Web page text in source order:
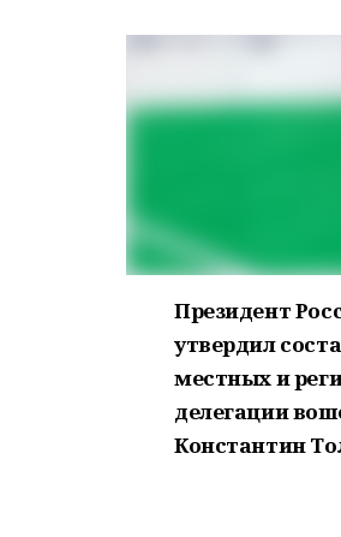
Президент
утвердил
местных и
делегации
Константин